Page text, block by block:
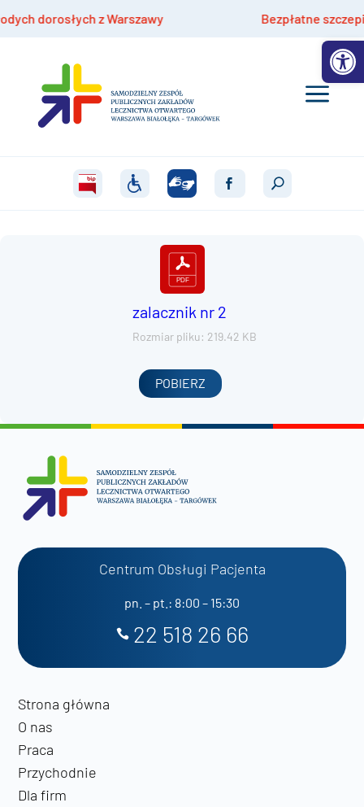
dorosłych z Warszawy Bezpłatne
zalacznik nr 2
Rozmiar pliku: 219.42 KB
POBIERZ
Centrum Obsługi Pacjenta
pn. – pt.: 8:00 – 15:30
22 518 26 66
Strona główna
O nas
Praca
Przychodnie
Dla firm